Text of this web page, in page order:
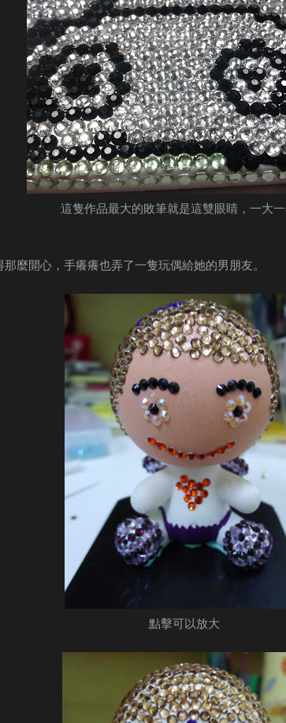
這隻作品最大的敗筆就是這雙眼睛，一大一
麼開心，手癢癢也弄了一隻玩偶給她的男朋友。
點擊可以放大